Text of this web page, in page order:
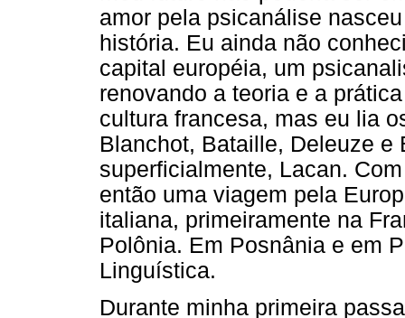
amor pela psicanálise
história. Eu ainda não
capital européia, um
renovando a teoria e a
cultura francesa, mas eu lia
Blanchot, Bataille, Deleuze e
superficialmente, Lacan.
então uma viagem pela
italiana, primeiramente na
Polônia. Em Posnânia e em
Linguística.
Durante minha primeira